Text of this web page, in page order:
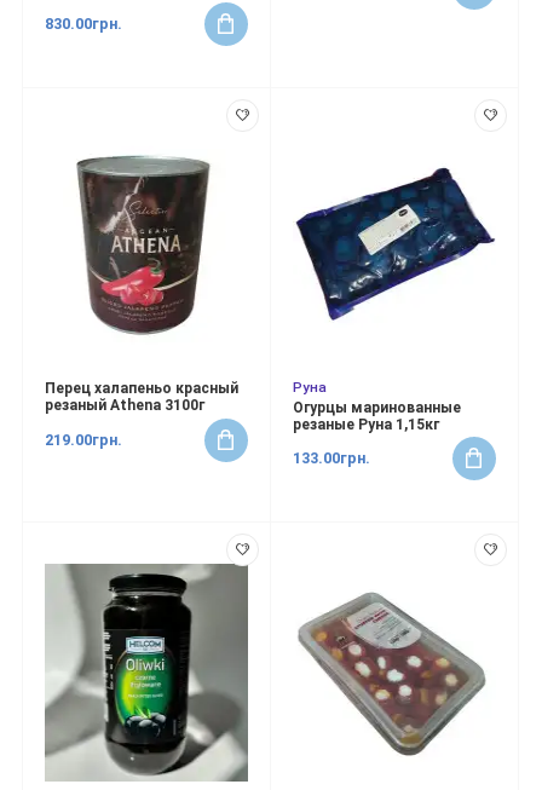
830.00грн.
Перец халапеньо красный
резаный Athena 3100г
219.00грн.
Руна
Огурцы маринованные
резаные Руна 1,15кг
133.00грн.